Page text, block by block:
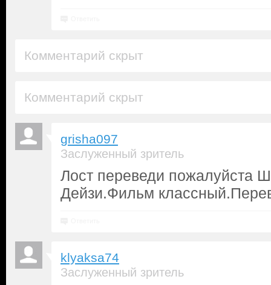
Комментарий скрыт
Комментарий скрыт
grisha097
Заслуженный зритель
Лост переведи пожалуйста
Дейзи.Фильм
klyaksa74
Заслуженный зритель